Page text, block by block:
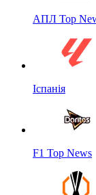
АПЛ Top
Іспанія
F1 Top News